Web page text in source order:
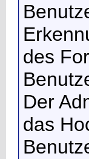
des
Der
das